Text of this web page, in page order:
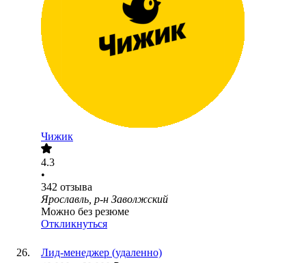
Чижик
4.3
•
342 отзыва
Ярославль, р-н Заволжский
Можно без резюме
Откликнуться
Лид-менеджер (удаленно)